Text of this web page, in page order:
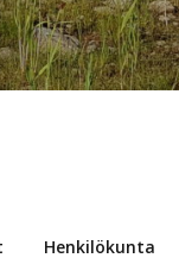
Henkilökunta